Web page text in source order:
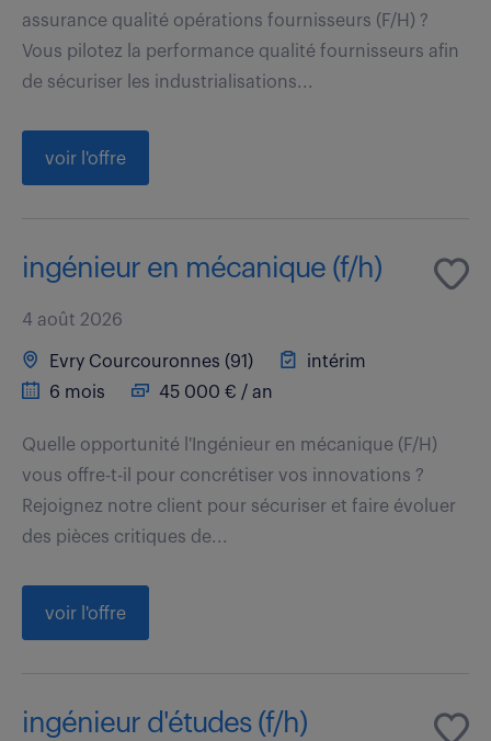
assurance qualité opérations fournisseurs (F/H) ?
Vous pilotez la performance qualité fournisseurs afin
de sécuriser les industrialisations...
voir l'offre
ingénieur en mécanique (f/h)
4 août 2026
Evry Courcouronnes (91)
intérim
6 mois
45 000 € / an
Quelle opportunité l'Ingénieur en mécanique (F/H)
vous offre-t-il pour concrétiser vos innovations ?
Rejoignez notre client pour sécuriser et faire évoluer
des pièces critiques de...
voir l'offre
ingénieur d'études (f/h)